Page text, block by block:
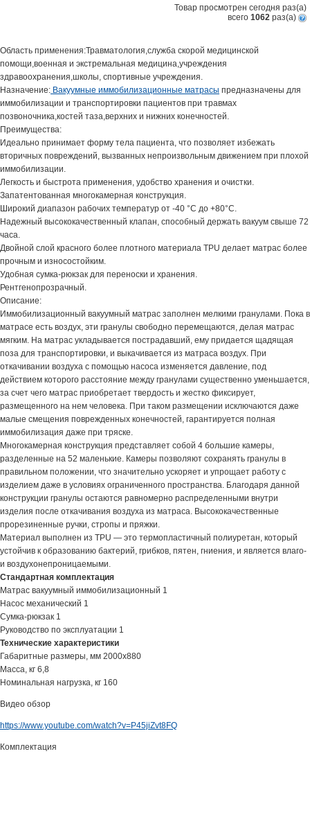
Товар просмотрен сегодня раз(a)
всего 1062 раз(a)
Область применения:Травматология,служба скорой медицинской
помощи,военная и экстремальная медицина,учреждения
здравоохранения,школы, спортивные учреждения.
Назначение: Вакуумные иммобилизационные матрасы предназначены для
иммобилизации и транспортировки пациентов при травмах
позвоночника,костей таза,верхних и нижних конечностей.
Преимущества:
Идеально принимает форму тела пациента, что позволяет избежать
вторичных повреждений, вызванных непроизвольным движением при плохой
иммобилизации.
Легкость и быстрота применения, удобство хранения и очистки.
Запатентованная многокамерная конструкция.
Широкий диапазон рабочих температур от -40 °С до +80°С.
Надежный высококачественный клапан, способный держать вакуум свыше 72
часа.
Двойной слой красного более плотного материала TPU делает матрас более
прочным и износостойким.
Удобная сумка-рюкзак для переноски и хранения.
Рентгенопрозрачный.
Описание:
Иммобилизационный вакуумный матрас заполнен мелкими гранулами. Пока в
матрасе есть воздух, эти гранулы свободно перемещаются, делая матрас
мягким. На матрас укладывается пострадавший, ему придается щадящая
поза для транспортировки, и выкачивается из матраса воздух. При
откачивании воздуха с помощью насоса изменяется давление, под
действием которого расстояние между гранулами существенно уменьшается,
за счет чего матрас приобретает твердость и жестко фиксирует,
размещенного на нем человека. При таком размещении исключаются даже
малые смещения поврежденных конечностей, гарантируется полная
иммобилизация даже при тряске.
Многокамерная конструкция представляет собой 4 большие камеры,
разделенные на 52 маленькие. Камеры позволяют сохранять гранулы в
правильном положении, что значительно ускоряет и упрощает работу с
изделием даже в условиях ограниченного пространства. Благодаря данной
конструкции гранулы остаются равномерно распределенными внутри
изделия после откачивания воздуха из матраса. Высококачественные
прорезиненные ручки, стропы и пряжки.
Материал выполнен из TPU — это термопластичный полиуретан, который
устойчив к образованию бактерий, грибков, пятен, гниения, и является влаго-
и воздухонепроницаемыми.
Стандартная комплектация
Матрас вакуумный иммобилизационный 1
Насос механический 1
Сумка-рюкзак 1
Руководство по эксплуатации 1
Технические характеристики
Габаритные размеры, мм 2000х880
Масса, кг 6,8
Номинальная нагрузка, кг 160
Видео обзор
https://www.youtube.com/watch?v=P45jiZvt8FQ
Комплектация